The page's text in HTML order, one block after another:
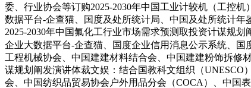
委、行业协会等订购2025-2030年中国工业计较机（工控
数据平台-企查猫、国度及处所统计局、中国及处所统计
2025-2030年中国氟化工行业市场需求预测取投资计谋规
企业大数据平台-企查猫、国度企业信用消息公示系统、
工程机械协会、中国建建材料结合会、中国建建粉饰拆修
谋规划阐发演讲体裁文娱：结合国教科文组织（
会、中国纺织品贸易协会户外用品分会（COCA）、中国